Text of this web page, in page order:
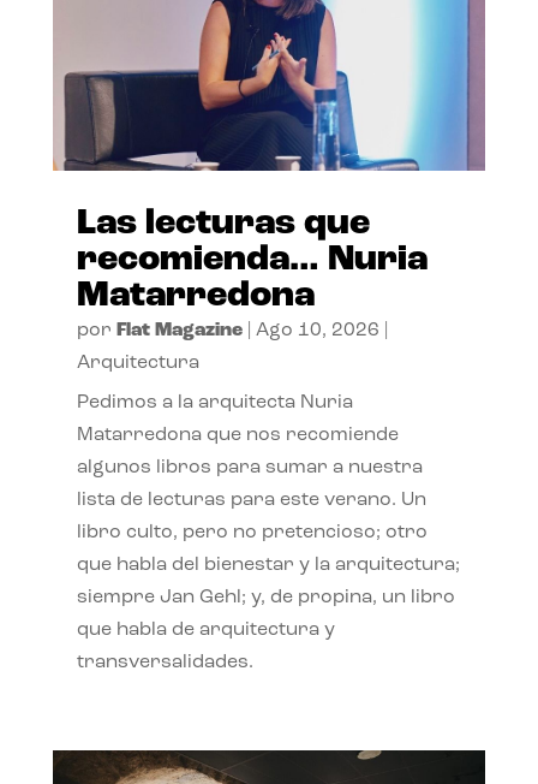
Las lecturas que
recomienda… Nuria
Matarredona
por Flat Magazine| Ago 10, 2026
Arquitectura
Pedimos a la arquitecta Nuria
Matarredona que nos recomiende
algunos libros para sumar a nuestra
lista de lecturas para este verano. Un
libro culto, pero no pretencioso; otro
que habla del bienestar y la arquitectura;
siempre Jan Gehl; y, de propina, un libro
que habla de arquitectura y
transversalidades.